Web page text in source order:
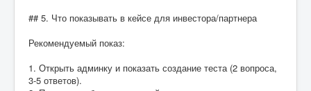
## 5. Что показывать в кейсе для инвестора/партнера
Рекомендуемый показ:
1. Открыть админку и показать создание теста (2 вопроса,
3-5 ответов).